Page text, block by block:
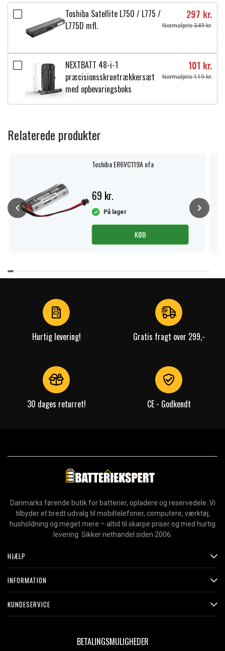
Toshiba Satellite L750 / L775 /
L775D mfl.
297 kr.
Normalpris 349 kr.
NEXTBATT 48-i-1
præcisionsskruetrækkersæt
med opbevaringsboks
101 kr.
Normalpris 119 kr.
Relaterede produkter
Toshiba ER6VC119A ofa
69 kr.
På lager
KØB
Item
1
Hurtig levering! Gratis fragt over 299,-
30 dages returret! CE - Godkendt
Danmarks førende butik for batterier, opladere og reservedele. Vi
tilbyder et bredt udvalg til mobiltelefoner, computere, værktøj,
husholdning og meget mere – altid til skarpe priser og med hurtig
levering. Sikker nethandel siden 2006.
HJÆLP
INFORMATION
KUNDESERVICE
BETALINGSMULIGHEDER